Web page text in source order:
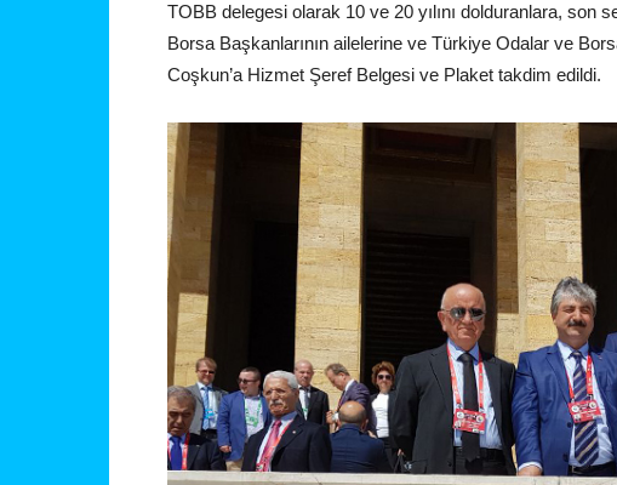
TOBB delegesi olarak 10 ve 20 yılını dolduranlara, son
Borsa Başkanlarının ailelerine ve Türkiye Odalar ve
Coşkun’a Hizmet Şeref Belgesi ve Plaket takdim edildi.